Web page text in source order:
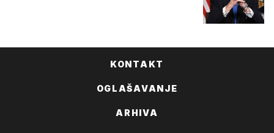
KONTAKT
OGLAŠAVANJE
ARHIVA